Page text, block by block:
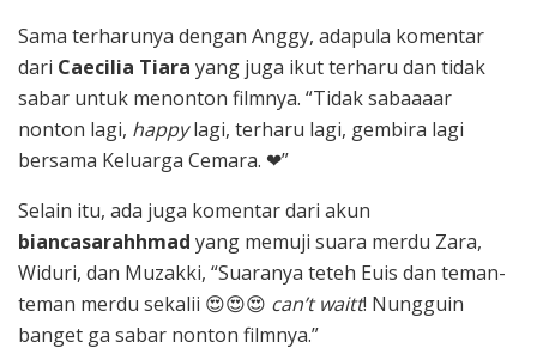
Sama terharunya dengan Anggy, adapula komentar
dari Caecilia Tiara yang juga ikut terharu dan tidak
sabar untuk menonton filmnya. “Tidak sabaaaar
nonton lagi, happylagi, terharu lagi, gembira lagi
bersama Keluarga Cemara. ❤”
Selain itu, ada juga komentar dari akun
biancasarahhmad yang memuji suara merdu Zara,
Widuri, dan Muzakki, “Suaranya teteh Euis dan teman-
teman merdu sekalii 😍😍😍 can’t waitt! Nungguin
banget ga sabar nonton filmnya.”